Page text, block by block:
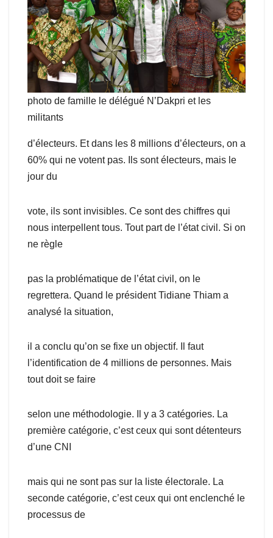
photo de famille le délégué N’Dakpri et les
militants
d’électeurs. Et dans les 8 millions d’électeurs, on a
60% qui ne votent pas. Ils sont électeurs, mais le
jour du
vote, ils sont invisibles. Ce sont des chiffres qui
nous interpellent tous. Tout part de l’état civil. Si on
ne règle
pas la problématique de l’état civil, on le
regrettera. Quand le président Tidiane Thiam a
analysé la situation,
il a conclu qu’on se fixe un objectif. Il faut
l’identification de 4 millions de personnes. Mais
tout doit se faire
selon une méthodologie. Il y a 3 catégories. La
première catégorie, c’est ceux qui sont détenteurs
d’une CNI
mais qui ne sont pas sur la liste électorale. La
seconde catégorie, c’est ceux qui ont enclenché le
processus de